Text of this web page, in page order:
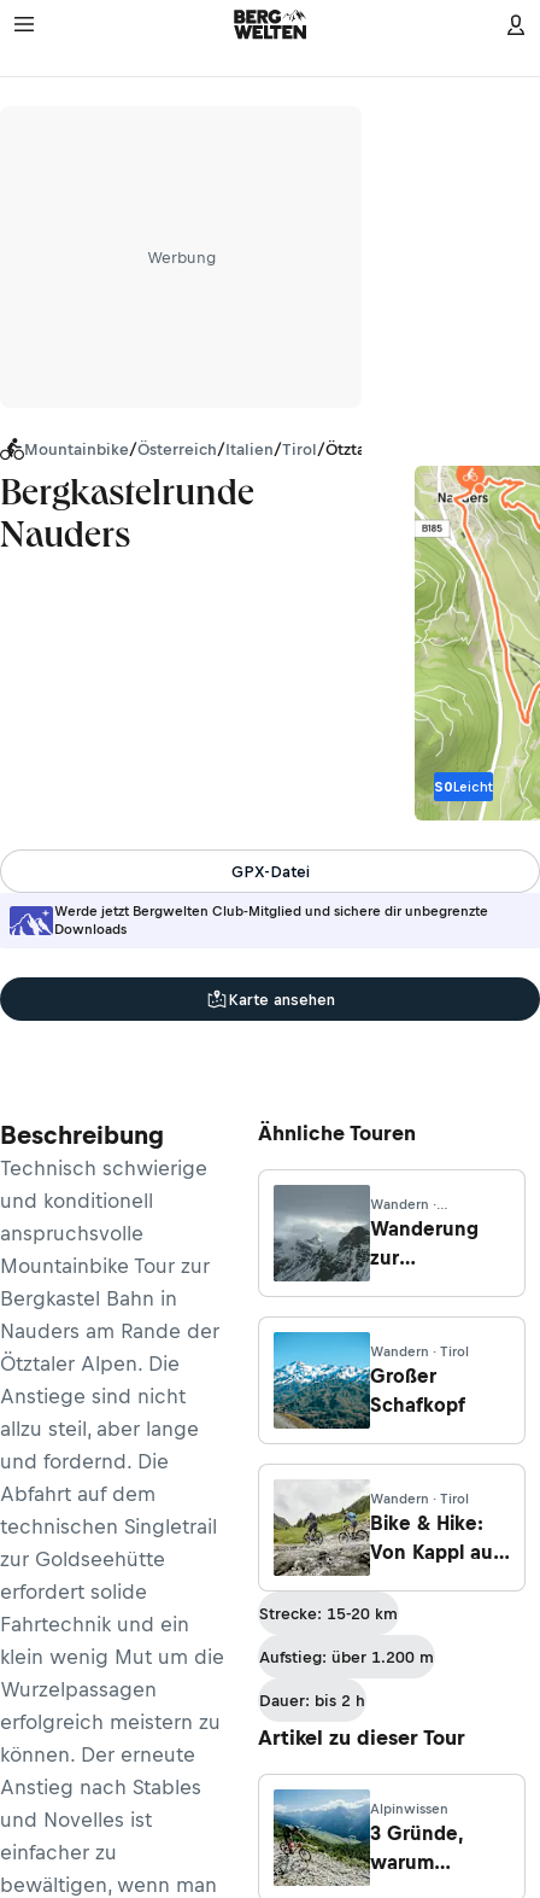
Werbung
Mountainbike/Österreich/Italien/Tirol/Ötztaler Alpen
Bergkastelrunde
Nauders
S0Leicht
Werde jetzt Bergwelten Club-Mitglied und sichere dir unbegrenzte
Downloads
GPX-Datei
Karte ansehen
Beschreibung
Technisch schwierige
und konditionell
anspruchsvolle
Mountainbike Tour zur
Bergkastel Bahn in
Nauders am Rande der
Ötztaler Alpen. Die
Anstiege sind nicht
allzu steil, aber lange
und fordernd. Die
Abfahrt auf dem
technischen Singletrail
zur Goldseehütte
erfordert solide
Fahrtechnik und ein
klein wenig Mut um die
Wurzelpassagen
erfolgreich meistern zu
können. Der erneute
Anstieg nach Stables
und Novelles ist
einfacher zu
bewältigen, wenn man
Ähnliche Touren
Wandern ·
Graubünden
Wanderung
zur
von Arosa
Wandern · Tirol
Großer
Schafkopf
Wandern · Tirol
Bike & Hike:
Von Kappl auf
Seßladspitze
Strecke: 15-20 km
Aufstieg: über 1.200 m
Dauer: bis 2 h
Artikel zu dieser Tour
Alpinwissen
3 Gründe,
warum